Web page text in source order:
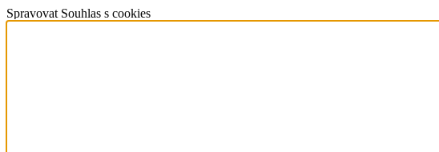
Spravovat Souhlas s cookies